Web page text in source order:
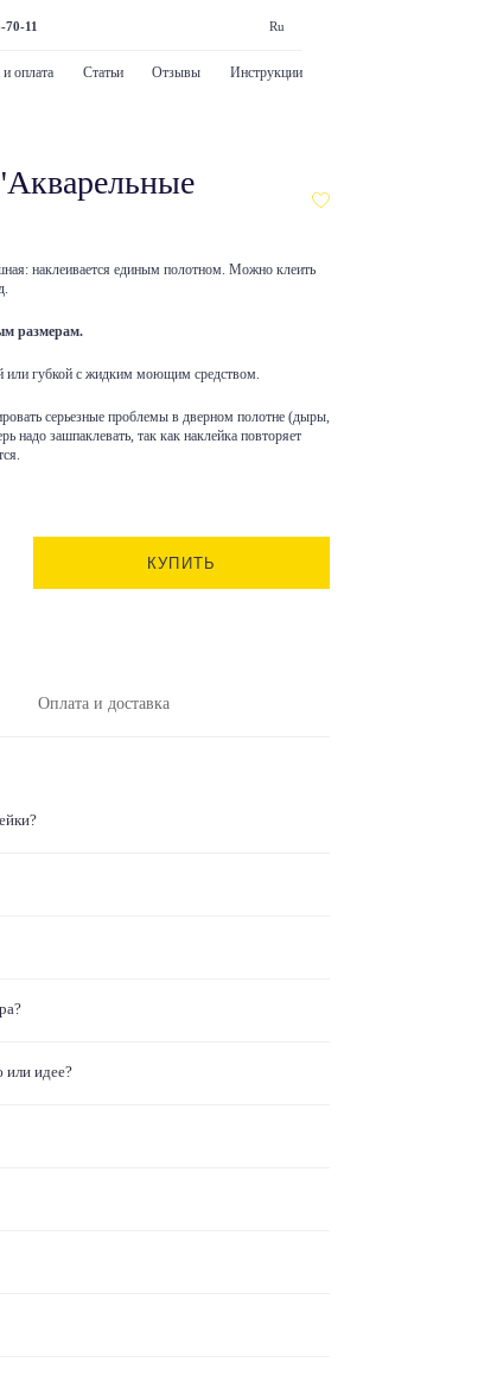
70-11 Ru
оплата Статьи Отзывы Инструкции
наклеивается единым полотном. Можно клеить
размерам.
или губкой с жидким моющим средством.
серьезные проблемы в дверном полотне (дыры,
надо зашпаклевать, так как наклейка повторяет
КУПИТЬ
Оплата и доставка
или идее?